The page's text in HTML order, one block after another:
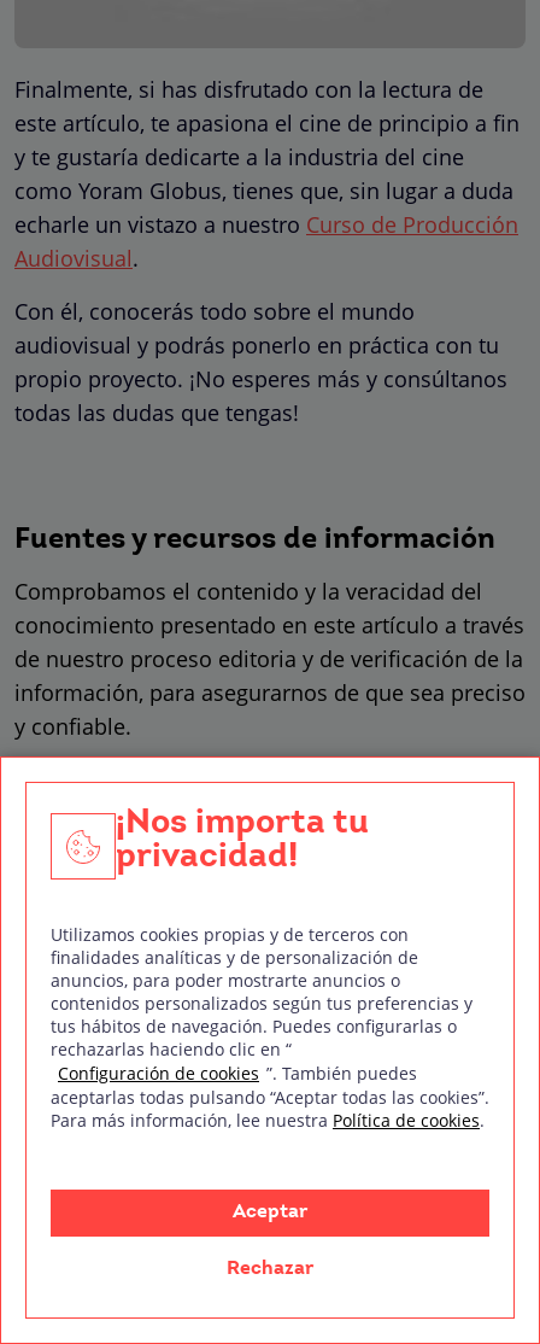
Finalmente, si has disfrutado con la lectura de
este artículo, te apasiona el cine de principio a fin
y te gustaría dedicarte a la industria del cine
como Yoram Globus, tienes que, sin lugar a duda
echarle un vistazo a nuestro Curso de Producción
Audiovisual.
Con él, conocerás todo sobre el mundo
audiovisual y podrás ponerlo en práctica con tu
propio proyecto. ¡No esperes más y consúltanos
todas las dudas que tengas!
Fuentes y recursos de información
Comprobamos el contenido y la veracidad del
conocimiento presentado en este artículo a través
de nuestro proceso editoria y de verificación de la
información, para asegurarnos de que sea preciso
y confiable.
Conoce el proceso editorial
Bibliografía
Yoram Globus – Rebel Way Entertainment. (2018, 29
marzo). Rebel Way Entertainment.
https://rebelwa
yent.com/yoram-globus/
colaboradores de Wikipedia. (2023, 26 diciembre).
tps://es.wikipedia.org/wiki/Menahem_Golan
¡Nos importa tu
privacidad!
Utilizamos cookies propias y de terceros con
finalidades analíticas y de personalización de
anuncios, para poder mostrarte anuncios o
contenidos personalizados según tus preferencias y
tus hábitos de navegación. Puedes configurarlas o
rechazarlas haciendo clic en “
Configuración de cookies ”. También puedes
aceptarlas todas pulsando “Aceptar todas las cookies”.
Para más información, lee nuestra Política de cookies.
Aceptar
Rechazar